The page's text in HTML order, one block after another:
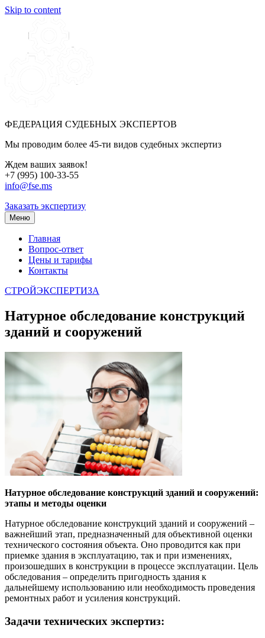
Skip to content
ФЕДЕРАЦИЯ СУДЕБНЫХ ЭКСПЕРТОВ
Мы проводим более 45-ти видов судебных экспертиз
Ждем ваших заявок!
+7 (995) 100-33-55
info@fse.ms
Заказать экспертизу
Меню
Главная
Вопрос-ответ
Цены и тарифы
Контакты
СТРОЙЭКСПЕРТИЗА
Натурное обследование конструкций
зданий и сооружений
Натурное обследование конструкций зданий и сооружений:
этапы и методы оценки
Натурное обследование конструкций зданий и сооружений –
важнейший этап, предназначенный для объективной оценки
технического состояния объекта. Оно проводится как при
приемке здания в эксплуатацию, так и при изменениях,
произошедших в конструкции в процессе эксплуатации. Цель
обследования – определить пригодность здания к
дальнейшему использованию или необходимость проведения
ремонтных работ и усиления конструкций.
Задачи технических экспертиз: